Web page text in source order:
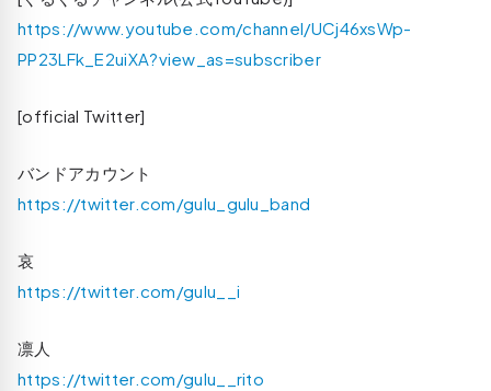
https://www.youtube.com/channel/UCj46xsWp-
PP23LFk_E2uiXA?view_as=subscriber
[official Twitter]
バンドアカウント
https://twitter.com/gulu_gulu_band
哀
https://twitter.com/gulu__i
凛人
https://twitter.com/gulu__rito